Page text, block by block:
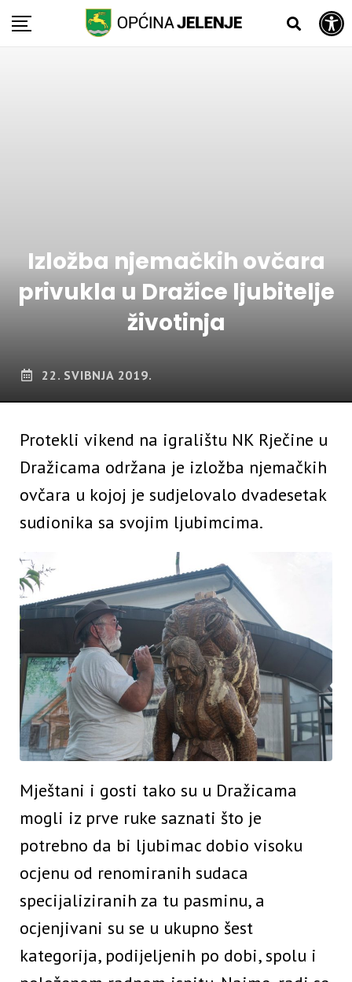
Open toolbar
Skip
Izložba njemačkih ovčara
privukla u Dražice ljubitelje
životinja
22. SVIBNJA 2019.
Protekli vikend na igralištu NK Rječine u
Dražicama održana je izložba njemačkih
ovčara u kojoj je sudjelovalo dvadesetak
sudionika sa svojim ljubimcima.
Mještani i gosti tako su u Dražicama
mogli iz prve ruke saznati što je
potrebno da bi ljubimac dobio visoku
ocjenu od renomiranih sudaca
specijaliziranih za tu pasminu, a
ocjenjivani su se u ukupno šest
kategorija, podijeljenih po dobi, spolu i